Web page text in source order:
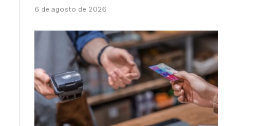
6 de agosto de 2026